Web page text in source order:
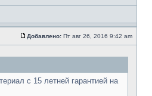
Добавлено: Пт авг 26, 2016 9:42 am
с 15 летней гарантией на